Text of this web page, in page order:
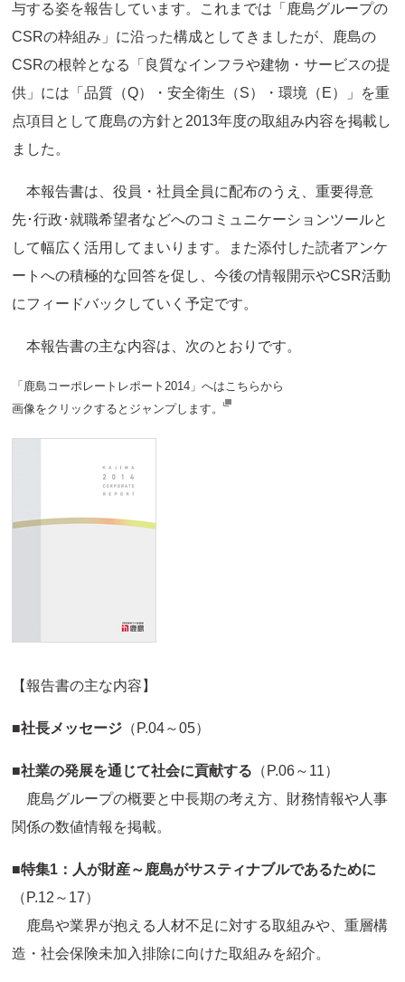
与する姿を報告しています。これまでは「鹿島グループの
CSRの枠組み」に沿った構成としてきましたが、鹿島の
CSRの根幹となる「良質なインフラや建物・サービスの提
供」には「品質（Q）・安全衛生（S）・環境（E）」を重
点項目として鹿島の方針と2013年度の取組み内容を掲載し
ました。
本報告書は、役員・社員全員に配布のうえ、重要得意
先･行政･就職希望者などへのコミュニケーションツールと
して幅広く活用してまいります。また添付した読者アンケ
ートへの積極的な回答を促し、今後の情報開示やCSR活動
にフィードバックしていく予定です。
本報告書の主な内容は、次のとおりです。
「鹿島コーポレートレポート2014」へはこちらから
画像をクリックするとジャンプします。
【報告書の主な内容】
■社長メッセージ （P.04～05）
■社業の発展を通じて社会に貢献する （P.06～11）
鹿島グループの概要と中長期の考え方、財務情報や人事
関係の数値情報を掲載。
■特集1：人が財産～鹿島がサスティナブルであるために
（P.12～17）
鹿島や業界が抱える人材不足に対する取組みや、重層構
造・社会保険未加入排除に向けた取組みを紹介。